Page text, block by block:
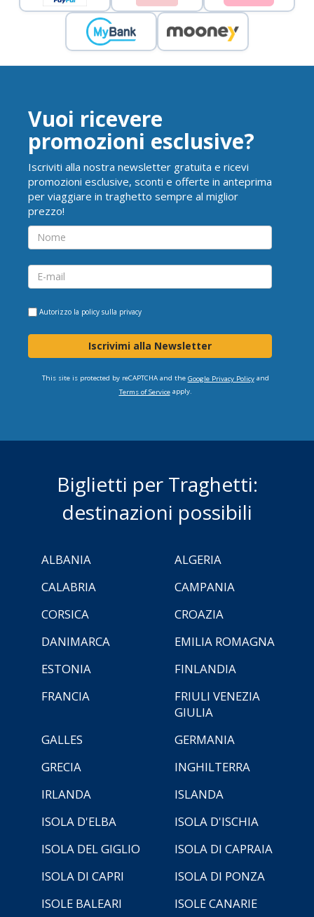
Vuoi ricevere
promozioni esclusive?
Iscriviti alla nostra newsletter gratuita e ricevi
promozioni esclusive, sconti e offerte in anteprima
per viaggiare in traghetto sempre al miglior
prezzo!
Autorizzo la policy sulla privacy
Iscrivimi alla Newsletter
This site is protected by reCAPTCHA and the Google Privacy Policyand
Terms of Serviceapply.
Biglietti per Traghetti:
destinazioni possibili
ALBANIA
ALGERIA
CALABRIA
CAMPANIA
CORSICA
CROAZIA
DANIMARCA
EMILIA ROMAGNA
ESTONIA
FINLANDIA
FRANCIA
FRIULI VENEZIA
GIULIA
GALLES
GERMANIA
GRECIA
INGHILTERRA
IRLANDA
ISLANDA
ISOLA D'ELBA
ISOLA D'ISCHIA
ISOLA DEL GIGLIO
ISOLA DI CAPRAIA
ISOLA DI CAPRI
ISOLA DI PONZA
ISOLE BALEARI
ISOLE CANARIE